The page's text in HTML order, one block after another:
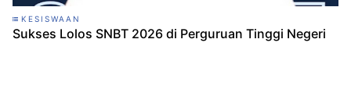
KESISWAAN
Sukses Lolos SNBT 2026 di Perguruan Tinggi Negeri